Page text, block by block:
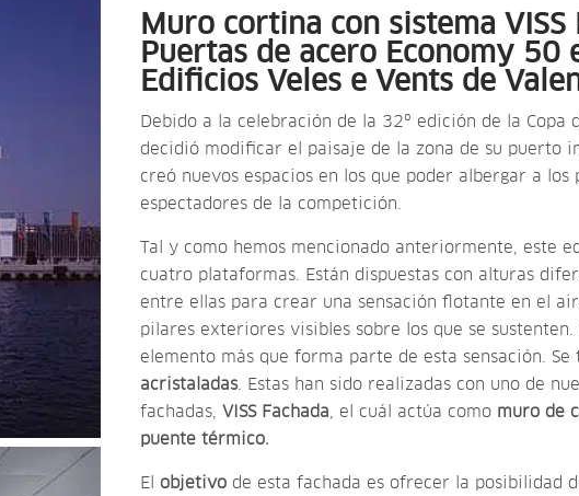
Muro cortina con sistema VISS
Puertas de acero Economy 50
Edificios Veles e Vents de
Debido a la celebración de la 32º edición de la Copa
decidió modificar el paisaje de la zona de su puerto
creó nuevos espacios en los que poder albergar a
espectadores de la competición.
Tal y como hemos mencionado anteriormente, este
cuatro plataformas. Están dispuestas con alturas
entre ellas para crear una sensación flotante en el
pilares exteriores visibles sobre los que se sustenten.
elemento más que forma parte de esta sensación. Se
acristaladas. Estas han sido realizadas con uno de
fachadas, VISS Fachada, el cuál actúa como muro de
puente térmico.
El objetivo de esta fachada es ofrecer la posibilidad